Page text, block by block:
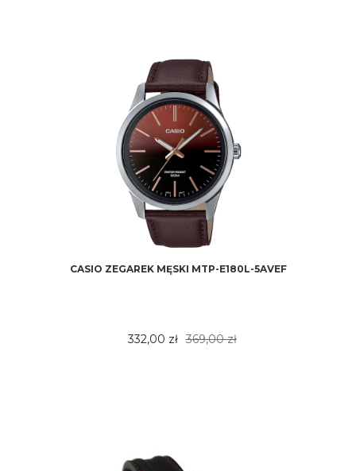
CASIO ZEGAREK MĘSKI MTP-E180L-5AVEF
332,00 zł 369,00 zł